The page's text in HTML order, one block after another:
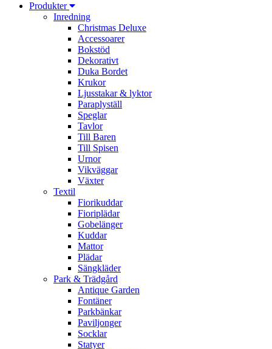
Produkter
Inredning
Christmas Deluxe
Accessoarer
Bokstöd
Dekorativt
Duka Bordet
Krukor
Ljusstakar & lyktor
Paraplyställ
Speglar
Tavlor
Till Baren
Till Spisen
Urnor
Vikväggar
Växter
Textil
Fiorikuddar
Fioriplädar
Gobelänger
Kuddar
Mattor
Plädar
Sängkläder
Park & Trädgård
Antique Garden
Fontäner
Parkbänkar
Paviljonger
Socklar
Statyer